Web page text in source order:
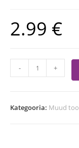
2.99 €
- +
Kategooria: Muud